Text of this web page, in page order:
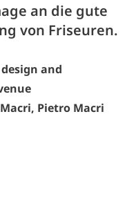
an die gute
von Friseuren.
design and
Pietro Macri